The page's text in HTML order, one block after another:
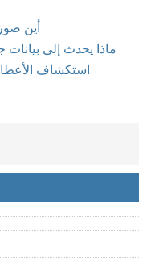
أين
ماذا يحدث إلى
استكشاف